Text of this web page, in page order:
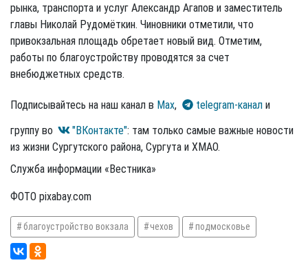
рынка, транспорта и услуг Александр Агапов и заместитель
главы Николай Рудомёткин. Чиновники отметили, что
привокзальная площадь обретает новый вид. Отметим,
работы по благоустройству проводятся за счет
внебюджетных средств.
Подписывайтесь на наш канал в Max, telegram-канал и
группу во
"ВКонтакте": там только самые важные новости
из жизни Сургутского района, Сургута и ХМАО.
Служба информации «Вестника»
ФОТО pixabay.com
благоустройство вокзала чехов подмосковье